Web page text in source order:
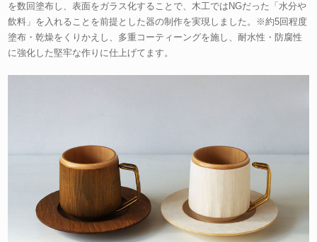
を数回塗布し、表面をガラス化することで、木工ではNGだった「水分や
飲料」を入れることを前提とした器の制作を実現しました。※約5回程度
塗布・乾燥をくりかえし、多重コーティーングを施し、耐水性・防腐性
に強化した堅牢な作りに仕上げてます。